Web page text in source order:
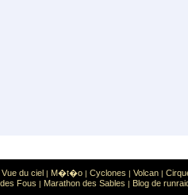
Sport: Sports extr�mes
Vue du ciel | M�t�o | Cyclones | Volcan |
Fous | Marathon des Sables | Blog de